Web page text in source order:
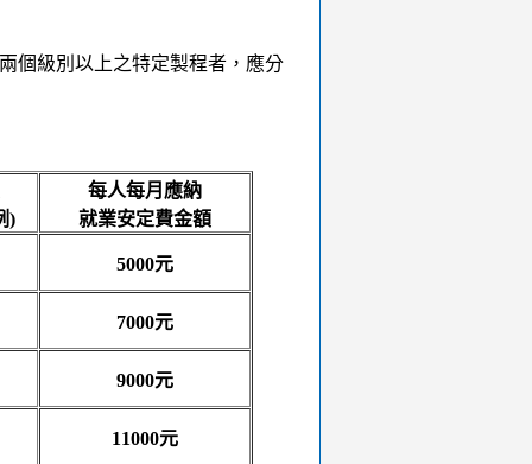
個級別以上之特定製程者，應分
)
每人每月應納
就業安定費金額
5000元
7000元
9000元
11000元